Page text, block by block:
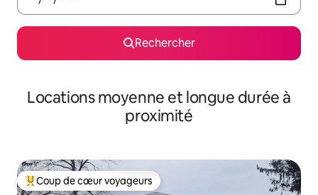
Rechercher
Locations moyenne et longue durée à
proximité
Coups de cœur voyageurs les plus appréciés
Coup de cœur voyageurs